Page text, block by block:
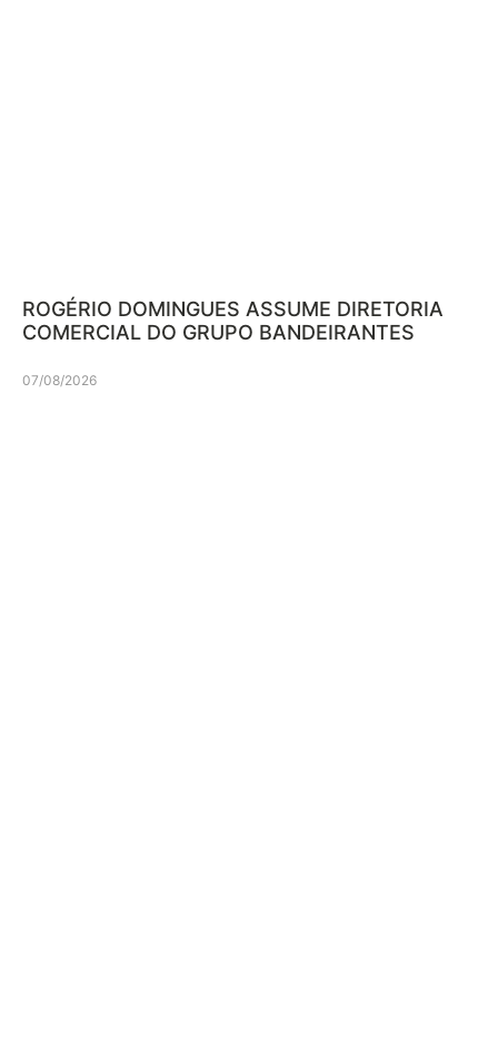
ROGÉRIO DOMINGUES ASSUME DIRETORIA
COMERCIAL DO GRUPO BANDEIRANTES
07/08/2026